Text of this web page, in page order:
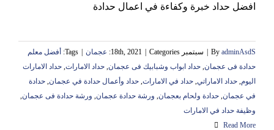
افضل حداد خبرة وكفاءة في اعمال حدادة
By adminAsdS سبتمبر 18th, 2021 Categories: عجمان Tags:
أفضل معلم
حدادة فى عجمان, حداد ابواب وشبابيك فى عجمان, حداد الامارات, حداد الامارات
اليوم, حداد الاماراتي, حداد في الامارات, حداد وأعمال حدادة في عجمان, حدادة
في عجمان, حدادة ولحام بعجمان, ورشة حدادة عجمان, ورشة حدادة فى عجمان,
وظيفة حداد في الامارات
Read More